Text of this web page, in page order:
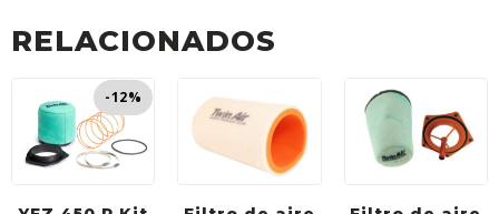
k
t
r
s
p
l
RELACIONADOS
-12%